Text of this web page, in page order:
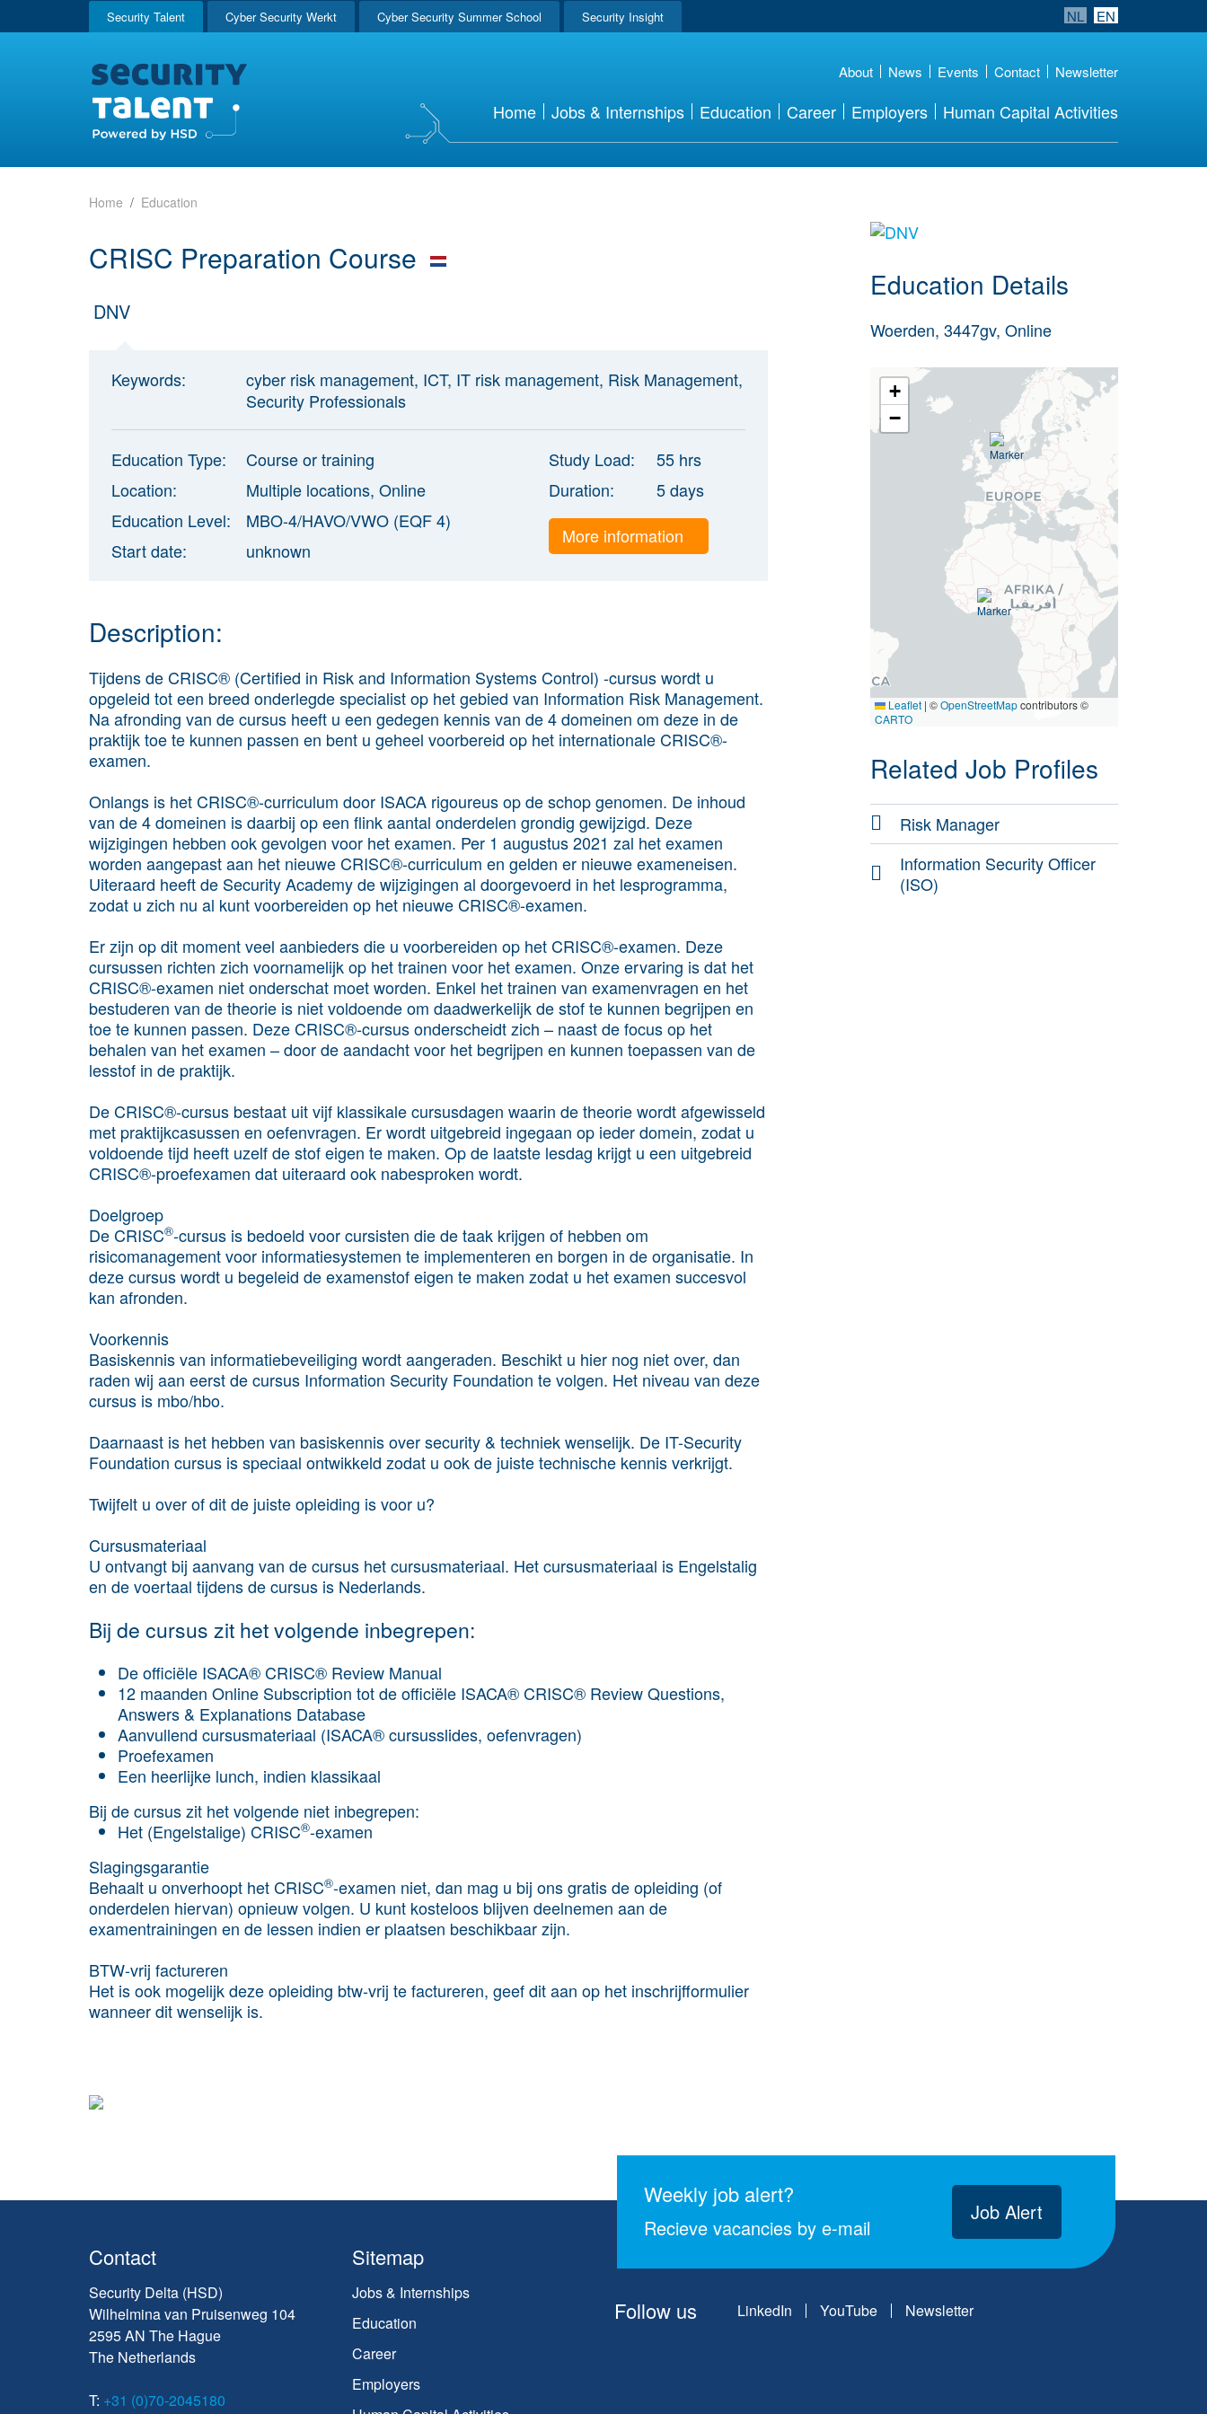
Security Talent Cyber Security Werkt Cyber Security Summer School Security Insight NL EN
About News Events Contact Newsletter
Home Jobs & Internships Education Career Employers Human Capital Activities
Home Education
CRISC Preparation Course
DNV
Keywords:
cyber risk management, ICT, IT risk management, Risk Management,
Security Professionals
Education Type:
Course or training
Location:
Multiple locations, Online
Education Level:
MBO-4/HAVO/VWO (EQF 4)
Start date:
unknown
Study Load:
55 hrs
Duration:
5 days
More information
Description:
Tijdens de CRISC® (Certified in Risk and Information Systems Control) -cursus wordt u
opgeleid tot een breed onderlegde specialist op het gebied van Information Risk Management.
Na afronding van de cursus heeft u een gedegen kennis van de 4 domeinen om deze in de
praktijk toe te kunnen passen en bent u geheel voorbereid op het internationale CRISC®-
examen.
Onlangs is het CRISC®-curriculum door ISACA rigoureus op de schop genomen. De inhoud
van de 4 domeinen is daarbij op een flink aantal onderdelen grondig gewijzigd. Deze
wijzigingen hebben ook gevolgen voor het examen. Per 1 augustus 2021 zal het examen
worden aangepast aan het nieuwe CRISC®-curriculum en gelden er nieuwe exameneisen.
Uiteraard heeft de Security Academy de wijzigingen al doorgevoerd in het lesprogramma,
zodat u zich nu al kunt voorbereiden op het nieuwe CRISC®-examen.
Er zijn op dit moment veel aanbieders die u voorbereiden op het CRISC®-examen. Deze
cursussen richten zich voornamelijk op het trainen voor het examen. Onze ervaring is dat het
CRISC®-examen niet onderschat moet worden. Enkel het trainen van examenvragen en het
bestuderen van de theorie is niet voldoende om daadwerkelijk de stof te kunnen begrijpen en
toe te kunnen passen. Deze CRISC®-cursus onderscheidt zich – naast de focus op het
behalen van het examen – door de aandacht voor het begrijpen en kunnen toepassen van de
lesstof in de praktijk.
De CRISC®-cursus bestaat uit vijf klassikale cursusdagen waarin de theorie wordt afgewisseld
met praktijkcasussen en oefenvragen. Er wordt uitgebreid ingegaan op ieder domein, zodat u
voldoende tijd heeft uzelf de stof eigen te maken. Op de laatste lesdag krijgt u een uitgebreid
CRISC®-proefexamen dat uiteraard ook nabesproken wordt.
Doelgroep
De CRISC®-cursus is bedoeld voor cursisten die de taak krijgen of hebben om
risicomanagement voor informatiesystemen te implementeren en borgen in de organisatie. In
deze cursus wordt u begeleid de examenstof eigen te maken zodat u het examen succesvol
kan afronden.
Voorkennis
Basiskennis van informatiebeveiliging wordt aangeraden. Beschikt u hier nog niet over, dan
raden wij aan eerst de cursus Information Security Foundation te volgen. Het niveau van deze
cursus is mbo/hbo.
Daarnaast is het hebben van basiskennis over security & techniek wenselijk. De IT-Security
Foundation cursus is speciaal ontwikkeld zodat u ook de juiste technische kennis verkrijgt.
Twijfelt u over of dit de juiste opleiding is voor u?
Cursusmateriaal
U ontvangt bij aanvang van de cursus het cursusmateriaal. Het cursusmateriaal is Engelstalig
en de voertaal tijdens de cursus is Nederlands.
Bij de cursus zit het volgende inbegrepen:
De officiële ISACA® CRISC® Review Manual
12 maanden Online Subscription tot de officiële ISACA® CRISC® Review Questions,
Answers & Explanations Database
Aanvullend cursusmateriaal (ISACA® cursusslides, oefenvragen)
Proefexamen
Een heerlijke lunch, indien klassikaal
Bij de cursus zit het volgende niet inbegrepen:
Het (Engelstalige) CRISC®-examen
Slagingsgarantie
Behaalt u onverhoopt het CRISC®-examen niet, dan mag u bij ons gratis de opleiding (of
onderdelen hiervan) opnieuw volgen. U kunt kosteloos blijven deelnemen aan de
examentrainingen en de lessen indien er plaatsen beschikbaar zijn.
BTW-vrij factureren
Het is ook mogelijk deze opleiding btw-vrij te factureren, geef dit aan op het inschrijfformulier
wanneer dit wenselijk is.
about this provider
Education Details
Woerden, 3447gv, Online
+
−
Leaflet | ©OpenStreetMapcontributors ©
CARTO
Related Job Profiles
Risk Manager
Information Security Officer
(ISO)
Weekly job alert?
Recieve vacancies by e-mail
Job Alert
Contact
Security Delta (HSD)
Wilhelmina van Pruisenweg 104
2595 AN The Hague
The Netherlands
T: +31 (0)70-2045180
Sitemap
Jobs & Internships
Education
Career
Employers
Follow us LinkedIn YouTube Newsletter